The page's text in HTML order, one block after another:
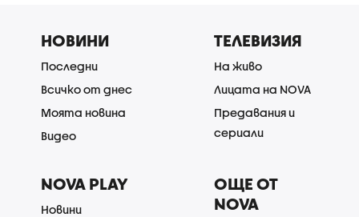
НОВИНИ
Последни
Всичко от днес
Моята новина
Видео
ТЕЛЕВИЗИЯ
На живо
Лицата на NOVA
Предавания и
сериали
NOVA PLAY
Новини
ОЩЕ ОТ
NOVA